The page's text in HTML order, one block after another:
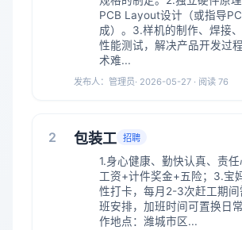
PCB Layout设计（或指导
成）。3.样机的制作、焊接
性能测试，解决产品开发过
术难...
发布人： 管理员· 2026-05-27 · 阅读️ 76
2 包装工 招聘
1.身心健康、勤快认真、责
工资+计件奖金+五险；3.宝
性打卡，每月2-3次赶工期间
班安排，加班时间可置换日
作地点：潍城市区...